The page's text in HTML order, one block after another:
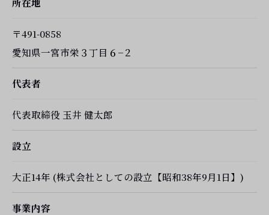
〒491-0858
愛知県一宮市栄３丁目６−２
代表者
代表取締役 玉井 健太郎
設立
大正14年 (株式会社としての設立【昭和38年9月1日】)
事業内容